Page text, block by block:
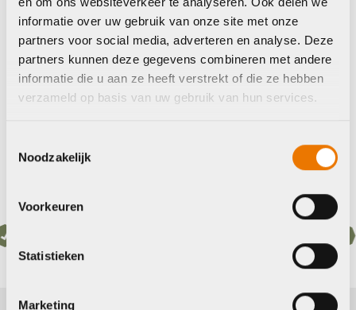
informatie over uw gebruik van onze site met onze
partners voor social media, adverteren en analyse. Deze
partners kunnen deze gegevens combineren met andere
informatie die u aan ze heeft verstrekt of die ze hebben
verzameld op basis van uw gebruik van hun services.
Noodzakelijk
Voorkeuren
Statistieken
Marketing
Op voorraad in winkel Op voorraad in winkel
werkplaats met gecertificeerd personeel